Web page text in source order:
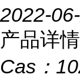
2022-
产品详情
Cas：